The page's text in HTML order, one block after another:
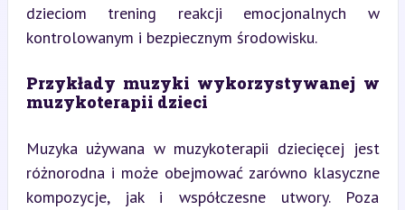
dzieciom trening reakcji emocjonalnych w
kontrolowanym i bezpiecznym środowisku.
Przykłady muzyki wykorzystywanej w
muzykoterapii dzieci
Muzyka używana w muzykoterapii dziecięcej jest
różnorodna i może obejmować zarówno klasyczne
kompozycje, jak i współczesne utwory. Poza